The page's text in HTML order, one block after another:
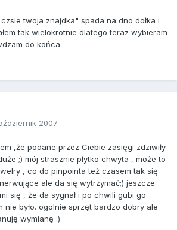
twoja znajdka" spada na dno dołka i
tak wielokrotnie dlatego teraz wybieram
do końca.
2007
,że podane przez Ciebie zasięgi zdziwiły
;) mój strasznie płytko chwyta , może to
, co do pinpointa też czasem tak się
ale da się wytrzymać;) jeszcze
się , że da sygnał i po chwili gubi go
nie było. ogolnie sprzęt bardzo dobry ale
wymianę :)